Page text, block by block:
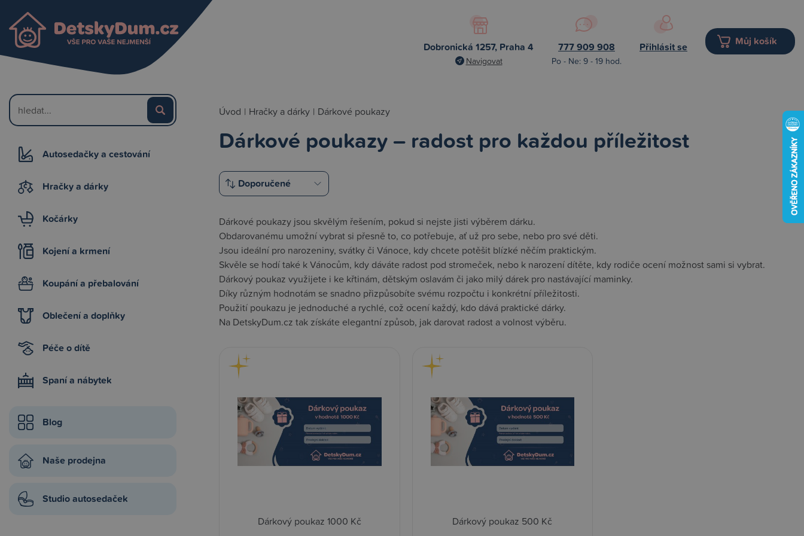
Dobronická 1257, Praha 4
Navigovat
777 909 908
Po - Ne: 9 - 19 hod.
Přihlásit se Můj košík
Autosedačky a cestování
Hračky a dárky
Kočárky
Kojení a krmení
Koupání a přebalování
Oblečení a doplňky
Péče o dítě
Spaní a nábytek
Blog
Naše prodejna
Studio autosedaček
Úvod | Hračky a dárky | Dárkové poukazy
Dárkové poukazy – radost pro každou příležitost
Dárkové poukazy jsou skvělým řešením, pokud si nejste jisti výběrem dárku.
Obdarovanému umožní vybrat si přesně to, co potřebuje, ať už pro sebe, nebo pro své děti.
Jsou ideální pro narozeniny, svátky či Vánoce, kdy chcete potěšit blízké něčím praktickým.
Skvěle se hodí také k Vánocům, kdy dáváte radost pod stromeček, nebo k narození dítěte, kdy rodiče ocení možnost sami si vybrat.
Dárkový poukaz využijete i ke křtinám, dětským oslavám či jako milý dárek pro nastávající maminky.
Díky různým hodnotám se snadno přizpůsobíte svému rozpočtu i konkrétní příležitosti.
Použití poukazu je jednoduché a rychlé, což ocení každý, kdo dává praktické dárky.
Na DetskyDum.cz tak získáte elegantní způsob, jak darovat radost a volnost výběru.
Dárkový poukaz 1000 Kč Dárkový poukaz 500 Kč